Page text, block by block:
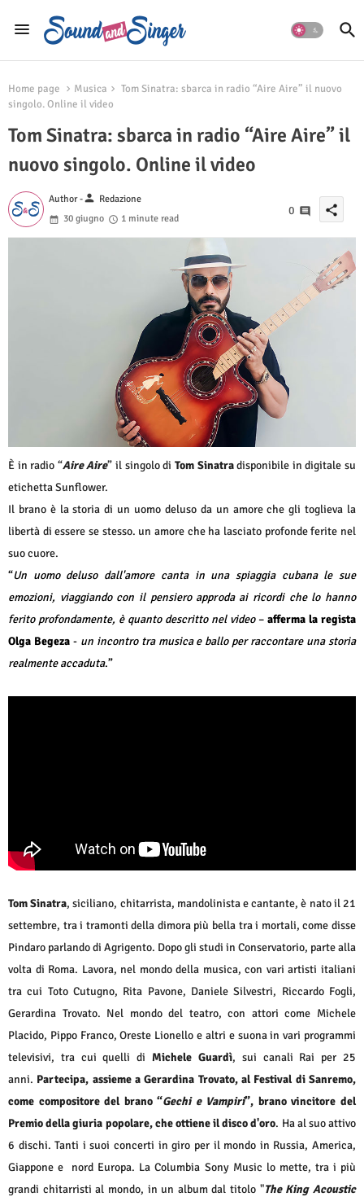
Home page Musica
Tom Sinatra: sbarca in radio “Aire Aire” il nuovo
singolo. Online il video
Tom Sinatra: sbarca in radio “Aire Aire” il
nuovo singolo. Online il video
Author -person Redazione
30 giugno
1 minute read
0 share
È in radio “Aire Aire” il singolo di Tom Sinatradisponibile in digitale su
etichetta Sunflower.
Il brano è la storia di un uomo deluso da un amore che gli toglieva la
libertà di essere se stesso. un amore che ha lasciato profonde ferite nel
suo cuore.
“Un uomo deluso dall'amore canta in una spiaggia cubana le sue
emozioni, viaggiando con il pensiero approda ai ricordi che lo hanno
ferito profondamente, è quanto descritto nel video– afferma la regista
Olga Begeza- un incontro tra musica e ballo per raccontare una storia
realmente accaduta.”
Tom Sinatra, siciliano, chitarrista, mandolinista e cantante, è nato il 21
settembre, tra i tramonti della dimora più bella tra i mortali, come disse
Pindaro parlando di Agrigento. Dopo gli studi in Conservatorio, parte alla
volta di Roma. Lavora, nel mondo della musica, con vari artisti italiani
tra cui Toto Cutugno, Rita Pavone, Daniele Silvestri, Riccardo Fogli,
Gerardina Trovato. Nel mondo del teatro, con attori come Michele
Placido, Pippo Franco, Oreste Lionello e altri e suona in vari programmi
televisivi, tra cui quelli diMichele Guardì, sui canali Rai per 25
anni. Partecipa, assieme a Gerardina Trovato, al Festival di Sanremo,
come compositore del brano “Gechi e Vampiri”, brano vincitore del
Premio della giuria popolare, che ottiene il disco d'oro. Ha al suo attivo
6 dischi. Tanti i suoi concerti in giro per il mondo in Russia, America,
Giappone e nord Europa. La Columbia Sony Music lo mette, tra i più
grandi chitarristi al mondo, in un album dal titolo "The King Acoustic